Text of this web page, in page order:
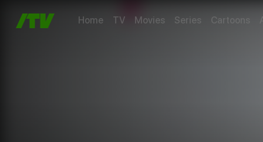
Home TV Movies Series Cartoons